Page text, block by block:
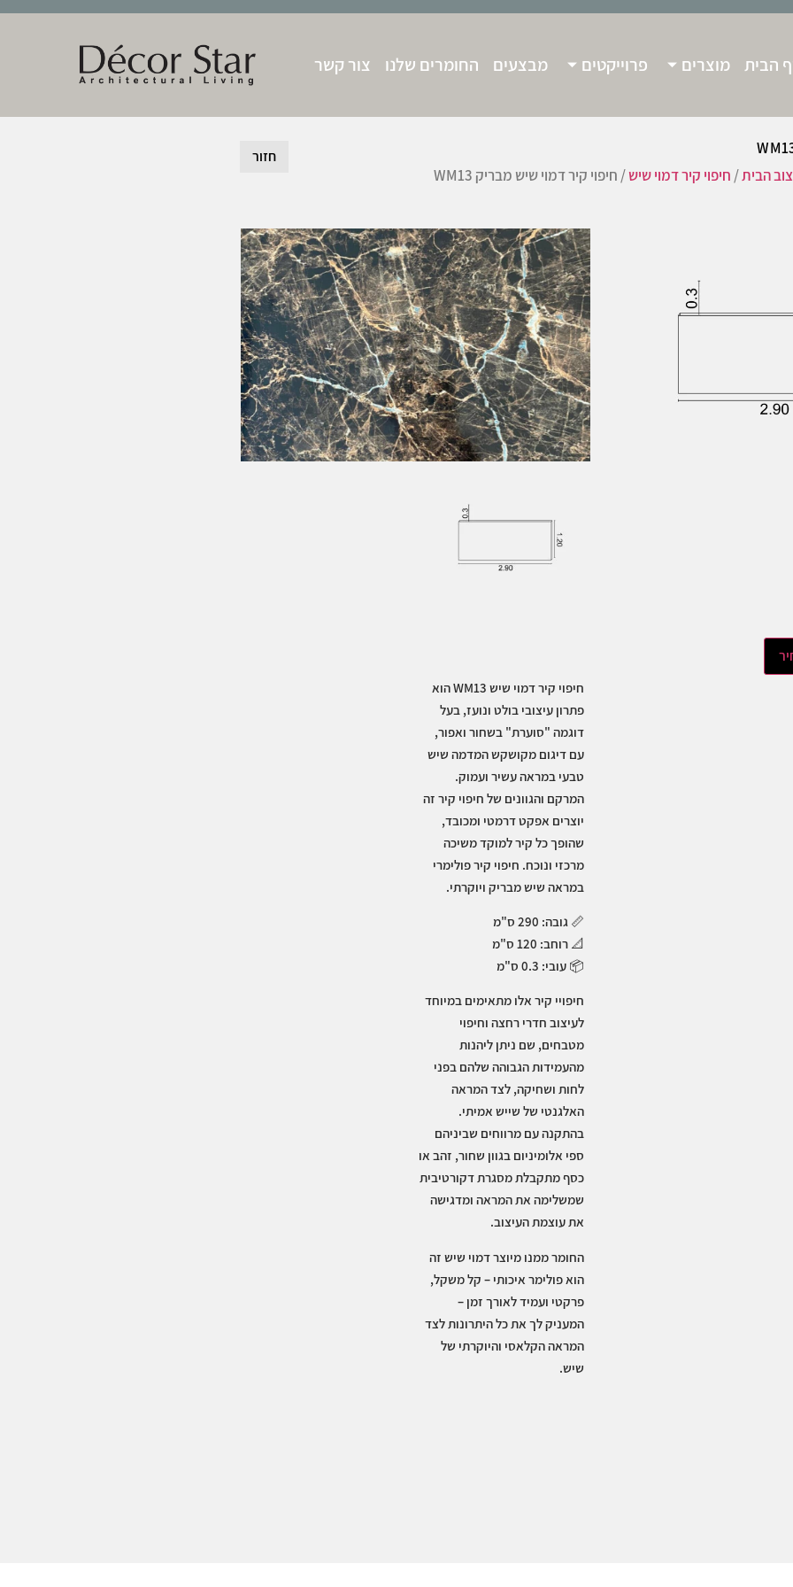
הבית מוצרים פרוייקטים מבצעים החומרים שלנו צור קשר
הבית/ חיפוי קיר דמוי שיש/ חיפוי קיר דמוי שיש מבריק WM13
חזור
חיפוי קיר דמוי שיש WM13 הוא
פתרון עיצובי בולט ונועז, בעל
דוגמה "סוערת" בשחור ואפור,
עם דיגום מקושקש המדמה שיש
טבעי במראה עשיר ועמוק.
המרקם והגוונים של חיפוי קיר זה
יוצרים אפקט דרמטי ומכובד,
שהופך כל קיר למוקד משיכה
מרכזי ונוכח. חיפוי קיר פולימרי
במראה שיש מבריק ויוקרתי.
📏 גובה: 290 ס"מ
📐 רוחב: 120 ס"מ
📦 עובי: 0.3 ס"מ
חיפויי קיר אלו מתאימים במיוחד
לעיצוב חדרי רחצה וחיפוי
מטבחים, שם ניתן ליהנות
מהעמידות הגבוהה שלהם בפני
לחות ושחיקה, לצד המראה
האלגנטי של שייש אמיתי.
בהתקנה עם מרווחים שביניהם
ספי אלומיניום בגוון שחור, זהב או
כסף מתקבלת מסגרת דקורטיבית
שמשלימה את המראה ומדגישה
את עוצמת העיצוב.
החומר ממנו מיוצר דמוי שיש זה
הוא פולימר איכותי – קל משקל,
פרקטי ועמיד לאורך זמן –
המעניק לך את כל היתרונות לצד
המראה הקלאסי והיוקרתי של
שיש.